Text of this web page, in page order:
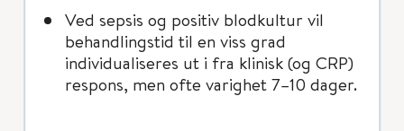
Ved sepsis og positiv blodkultur vil
behandlingstid til en viss grad
individualiseres ut i fra klinisk (og CRP)
respons, men ofte varighet 7–10 dager.